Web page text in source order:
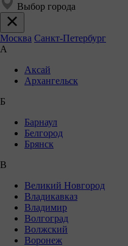
Выбор города
Москва Санкт-Петербург
А
Аксай
Архангельск
Б
Барнаул
Белгород
Брянск
В
Великий Новгород
Владикавказ
Владимир
Волгоград
Волжский
Воронеж